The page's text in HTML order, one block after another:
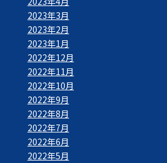
2023年3月
2023年2月
2023年1月
2022年12月
2022年11月
2022年10月
2022年9月
2022年8月
2022年7月
2022年6月
2022年5月